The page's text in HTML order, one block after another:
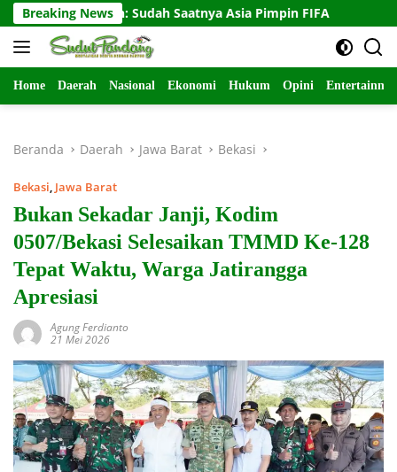
Langsung
ke
konten
Breaking News
Arifin: Sudah Saatnya Asia Pimpin FIFA Paulo
Home Daerah Nasional Ekonomi Hukum Opini
Beranda Daerah Jawa Barat Bekasi
Bekasi, Jawa Barat
Bukan Sekadar Janji, Kodim
0507/Bekasi Selesaikan TMMD Ke-128
Tepat Waktu, Warga Jatirangga
Apresiasi
Agung Ferdianto
21 Mei 2026